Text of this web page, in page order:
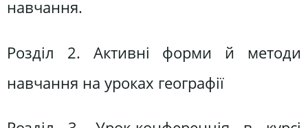
навчання.
Розділ 2. Активні форми й методи
навчання на уроках географії